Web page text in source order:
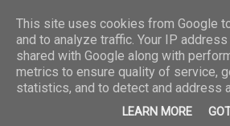
E F E N P R E S
ΗΛΕΚΤΡΟΝΙΚΗ
ΕΦΗΜΕΡΙΔΑ
This site uses cookies from Google
and to analyze traffic. Your IP
shared with Google along with
metrics to ensure quality of service,
statistics, and to detect and address
LEARN MORE